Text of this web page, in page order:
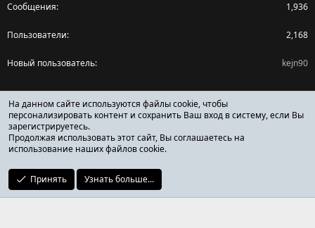
Сообщения 1,936
Пользователи 2,168
Новый пользователь kejn90
Поделиться страницей
Facebook
X (Twitter)
Reddit
ОТЗЫВЫ ОНЛАЙН ФОРУМ
На данном сайте используются файлы cookie, чтобы
персонализировать контент и сохранить Ваш вход в систему, если Вы
зарегистрируетесь.
Продолжая использовать этот сайт, Вы соглашаетесь на
использование наших файлов cookie.
Принять Узнать больше...